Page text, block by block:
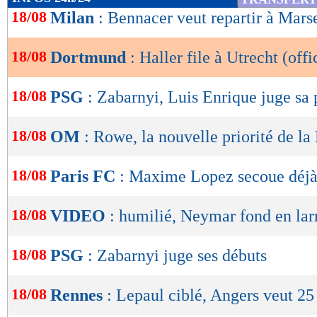
de
OK
18/08 Milan : Bennacer veut repartir à
18/08 Dortmund : Haller file à Utrecht
18/08 PSG : Zabarnyi, Luis Enrique juge sa
18/08 OM : Rowe, la nouvelle priorité de la
18/08 Paris FC : Maxime Lopez secoue
18/08 VIDEO : humilié, Neymar fond en
18/08 PSG : Zabarnyi juge ses débuts
18/08 Rennes : Lepaul ciblé, Angers veut